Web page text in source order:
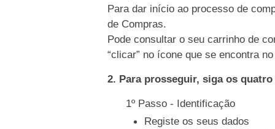
Para dar início ao processo de
de Compras.
Pode consultar o seu carrinho de
“clicar” no ícone que se encontra
2. Para prosseguir, siga os
1º Passo - Identificação
Registe os seus dados